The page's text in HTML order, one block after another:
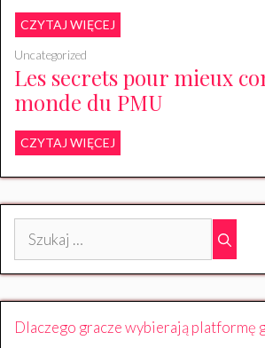
CZYTAJ WIĘCEJ
Les secrets pour mieux
monde du PMU
Uncategorized
CZYTAJ WIĘCEJ
Szukaj:
Dlaczego gracze wybierają platformę